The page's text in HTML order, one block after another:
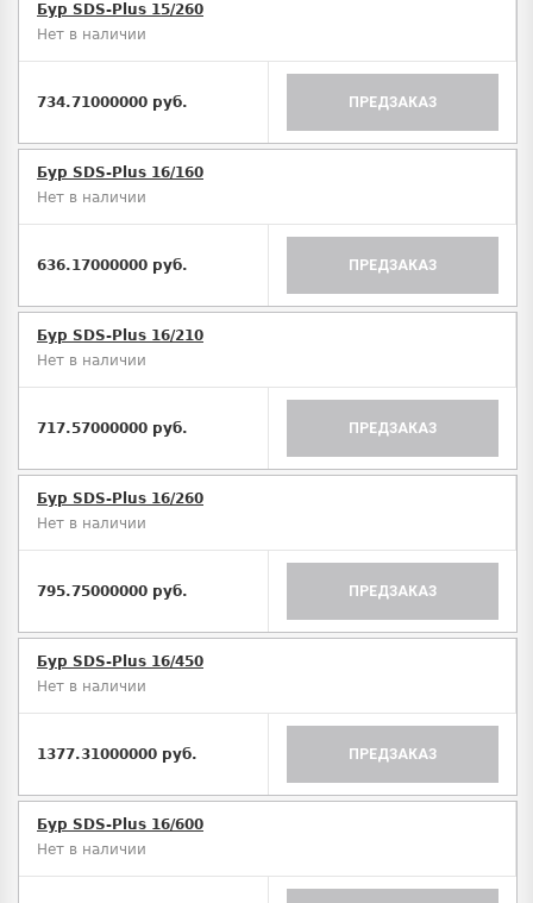
Бур SDS-Plus 15/260
Нет в наличии
734.71000000 руб. ПРЕДЗАКАЗ
Бур SDS-Plus 16/160
Нет в наличии
636.17000000 руб. ПРЕДЗАКАЗ
Бур SDS-Plus 16/210
Нет в наличии
717.57000000 руб. ПРЕДЗАКАЗ
Бур SDS-Plus 16/260
Нет в наличии
795.75000000 руб. ПРЕДЗАКАЗ
Бур SDS-Plus 16/450
Нет в наличии
1377.31000000 руб. ПРЕДЗАКАЗ
Бур SDS-Plus 16/600
Нет в наличии